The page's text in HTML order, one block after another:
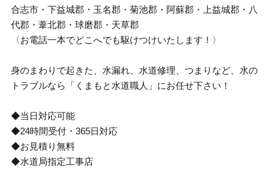
合志市・下益城郡・玉名郡・菊池郡・阿蘇郡・上益城郡・八
代郡・葦北郡・球磨郡・天草郡
〈お電話一本でどこへでも駆けつけいたします！〉
身のまわりで起きた、水漏れ、水道修理、つまりなど、水の
トラブルなら「くまもと水道職人」にお任せ下さい！
◆当日対応可能
◆24時間受付・365日対応
◆お見積り無料
◆水道局指定工事店